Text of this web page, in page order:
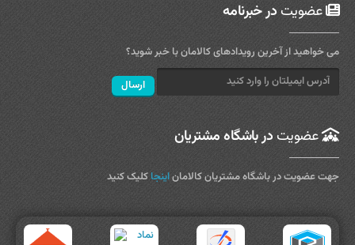
عضویتدر خبرنامه
می خواهید از آخرین رویدادهای کالامان با خبر شوید؟
عضویت در باشگاه مشتریان
جهت عضویت در باشگاه مشتریان کالاماناینجا کلیک کنید